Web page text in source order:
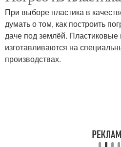
При выборе пластика в
думать о том, как построить
даче под землёй.
изготавливаются на
производствах.